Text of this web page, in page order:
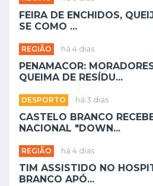
FEIRA DE ENCHIDOS,
SE COMO ...
REGIÃO há 4 dias
PENAMACOR:
QUEIMA DE RESÍDU...
DESPORTO há 3 dias
CASTELO BRANCO
NACIONAL "DOWN...
REGIÃO há 4 dias
TIM ASSISTIDO NO
BRANCO APÓ...